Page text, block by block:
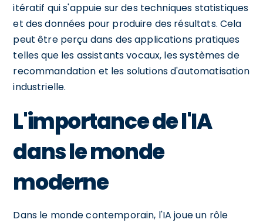
itératif qui s'appuie sur des techniques statistiques
et des données pour produire des résultats. Cela
peut être perçu dans des applications pratiques
telles que les assistants vocaux, les systèmes de
recommandation et les solutions d'automatisation
industrielle.
L'importance de l'IA
dans le monde
moderne
Dans le monde contemporain, l'IA joue un rôle